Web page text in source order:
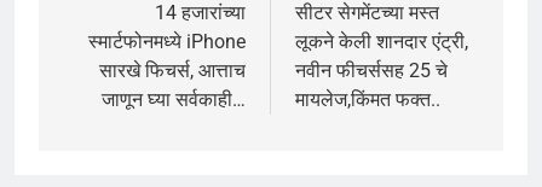
14 हजारांच्या
स्मार्टफोनमध्ये iPhone
सारखे फिचर्स, आत्ताच
जाणून घ्या सर्वकाही…
सीटर सेगमेंटच्या मस्त
लूकने केली शानदार एंट्री,
नवीन फीचर्ससह 25 चे
मायलेज,किंमत फक्त..